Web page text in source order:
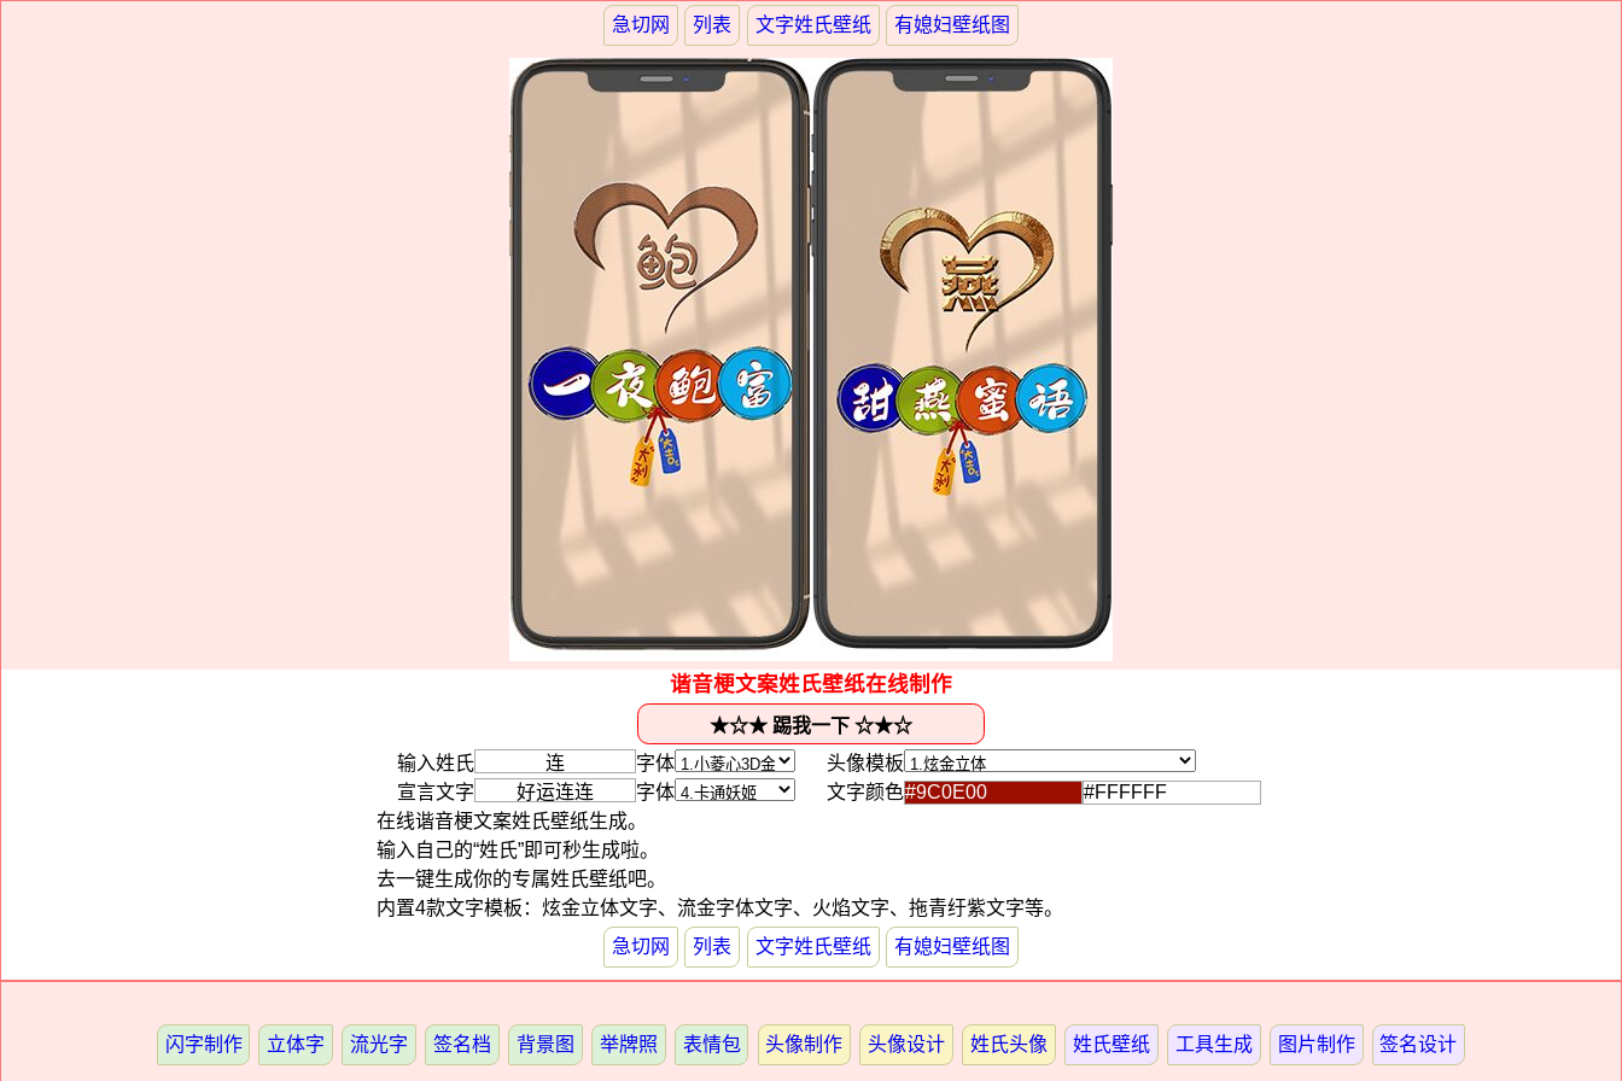
急切网 列表 文字姓氏壁纸 有媳妇壁纸图
谐音梗文案姓氏壁纸在线制作
输入姓氏 字体
头像模板
宣言文字
字体
文字颜色
在线谐音梗文案姓氏壁纸生成。
输入自己的“姓氏”即可秒生成啦。
去一键生成你的专属姓氏壁纸吧。
内置4款文字模板：炫金立体文字、流金字体文字、火焰文字、拖青纡紫文字等。
急切网
列表 文字姓氏壁纸 有媳妇壁纸图
闪字制作 立体字 流光字 签名档 背景图 举牌照 表情包 头像制作 头像设计 姓氏头像 姓氏壁纸 工具生成 图片制作 签名设计